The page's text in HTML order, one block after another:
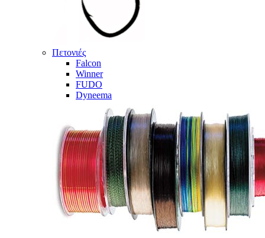
Πετονιές
Falcon
Winner
FUDO
Dyneema